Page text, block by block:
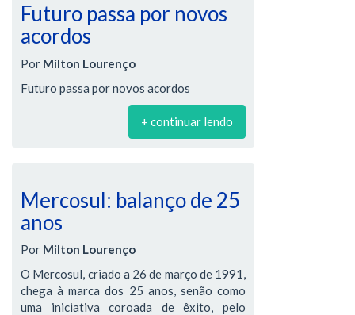
Futuro passa por novos
acordos
Por Milton Lourenço
Futuro passa por novos acordos
+ continuar lendo
Mercosul: balanço de 25
anos
Por Milton Lourenço
O Mercosul, criado a 26 de março de 1991,
chega à marca dos 25 anos, senão como
uma iniciativa coroada de êxito, pelo